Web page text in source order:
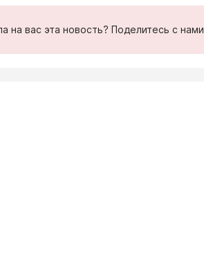
на вас эта новость? Поделитесь с нами